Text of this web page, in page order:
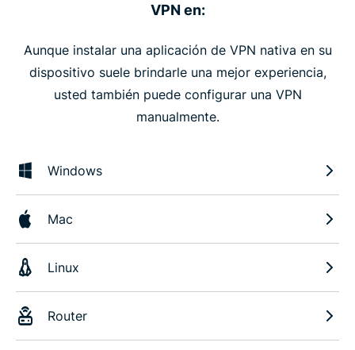
VPN en:
Aunque instalar una aplicación de VPN nativa en su
dispositivo suele brindarle una mejor experiencia,
usted también puede configurar una VPN
manualmente.
Windows
Mac
Linux
Router